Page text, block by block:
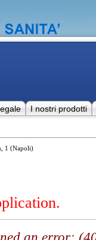
I nostri prodotti
1 (Napoli)